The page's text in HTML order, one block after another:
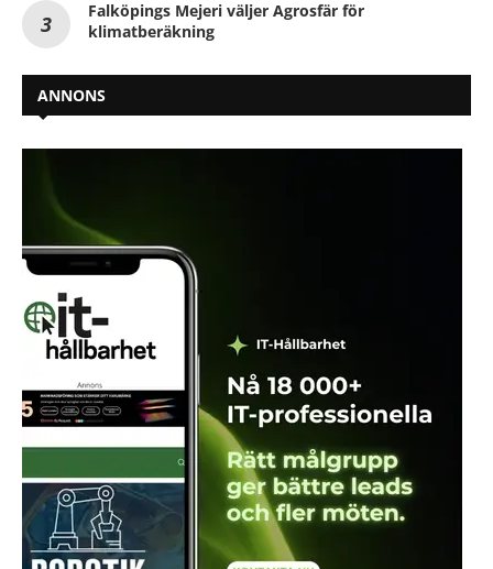
Falköpings Mejeri väljer Agrosfär för
klimatberäkning
ANNONS